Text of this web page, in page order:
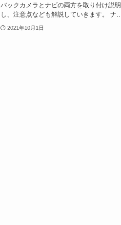
バックカメラとナビの両方を取り付け説明
し、注意点なども解説していきます。 ナ...
2021年10月1日